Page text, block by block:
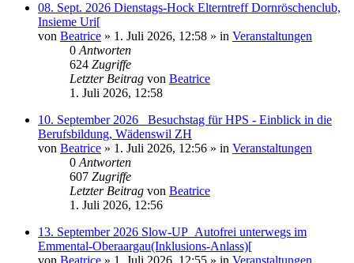
08. Sept. 2026 Dienstags-Hock Elterntreff Dornröschenclub,
Insieme Uri[
von Beatrice » 1. Juli 2026, 12:58 » in Veranstaltungen
0 Antworten
624 Zugriffe
Letzter Beitrag von Beatrice
1. Juli 2026, 12:58
10. September 2026_ Besuchstag für HPS - Einblick in die
Berufsbildung, Wädenswil ZH
von Beatrice » 1. Juli 2026, 12:56 » in Veranstaltungen
0 Antworten
607 Zugriffe
Letzter Beitrag von Beatrice
1. Juli 2026, 12:56
13. September 2026 Slow-UP_Autofrei unterwegs im
Emmental-Oberaargau(Inklusions-Anlass)[
von Beatrice » 1. Juli 2026, 12:55 » in Veranstaltungen